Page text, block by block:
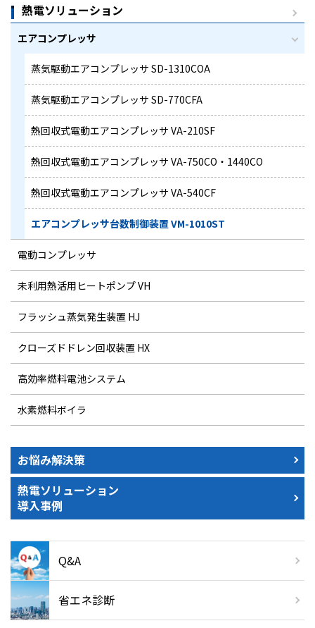
熱電ソリューション
エアコンプレッサ
蒸気駆動エアコンプレッサ SD-1310COA
蒸気駆動エアコンプレッサ SD-770CFA
熱回収式電動エアコンプレッサ VA-210SF
熱回収式電動エアコンプレッサ VA-750CO・1440CO
熱回収式電動エアコンプレッサ VA-540CF
エアコンプレッサ台数制御装置 VM-1010ST
電動コンプレッサ
未利用熱活用ヒートポンプ VH
フラッシュ蒸気発生装置 HJ
クローズドドレン回収装置 HX
高効率燃料電池システム
水素燃料ボイラ
お悩み解決策
熱電ソリューション
導入事例
Q&A
省エネ診断